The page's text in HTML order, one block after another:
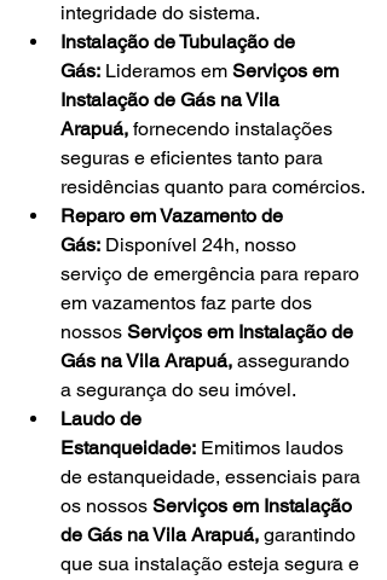
integridade do sistema.
Instalação de Tubulação de
Gás: Lideramos em Serviços em
Instalação de Gás na Vila
Arapuá, fornecendo instalações
seguras e eficientes tanto para
residências quanto para comércios.
Reparo em Vazamento de
Gás: Disponível 24h, nosso
serviço de emergência para reparo
em vazamentos faz parte dos
nossos Serviços em Instalação de
Gás na Vila Arapuá, assegurando
a segurança do seu imóvel.
Laudo de
Estanqueidade: Emitimos laudos
de estanqueidade, essenciais para
os nossos Serviços em Instalação
de Gás na Vila Arapuá, garantindo
que sua instalação esteja segura e